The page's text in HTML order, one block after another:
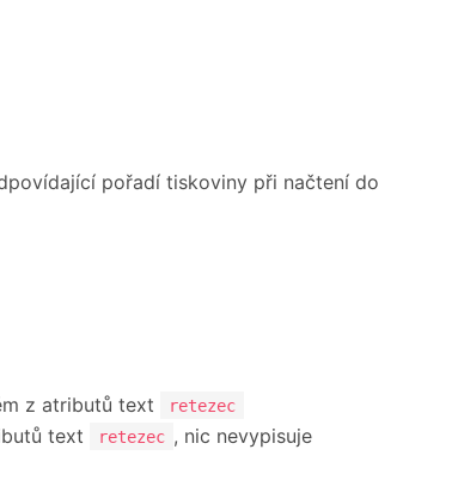
pořadí tiskoviny při načtení do
z atributů text
retezec
text retezec , nic nevypisuje